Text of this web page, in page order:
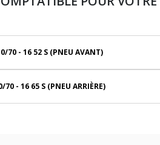
70 - 16 52 S (PNEU AVANT)
70 - 16 65 S (PNEU ARRIÈRE)